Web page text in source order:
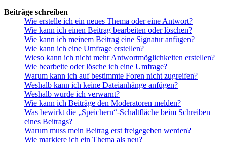
Beiträge schreiben
Wie erstelle ich ein neues Thema oder eine Antwort?
Wie kann ich einen Beitrag bearbeiten oder löschen?
Wie kann ich meinem Beitrag eine Signatur anfügen?
Wie kann ich eine Umfrage erstellen?
Wieso kann ich nicht mehr Antwortmöglichkeiten erstellen?
Wie bearbeite oder lösche ich eine Umfrage?
Warum kann ich auf bestimmte Foren nicht zugreifen?
Weshalb kann ich keine Dateianhänge anfügen?
Weshalb wurde ich verwarnt?
Wie kann ich Beiträge den Moderatoren melden?
Was bewirkt die „Speichern“-Schaltfläche beim Schreiben
eines Beitrags?
Warum muss mein Beitrag erst freigegeben werden?
Wie markiere ich ein Thema als neu?